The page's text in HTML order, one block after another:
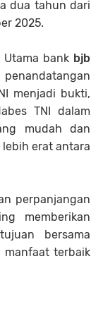
dua tahun dari
2025.
Utama bankbjb
menjadi bukti,
TNI dalam
mudah dan
erat antara
perpanjangan
memberikan
bersama
manfaat terbaik